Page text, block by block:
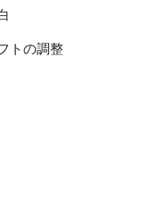
トの調整